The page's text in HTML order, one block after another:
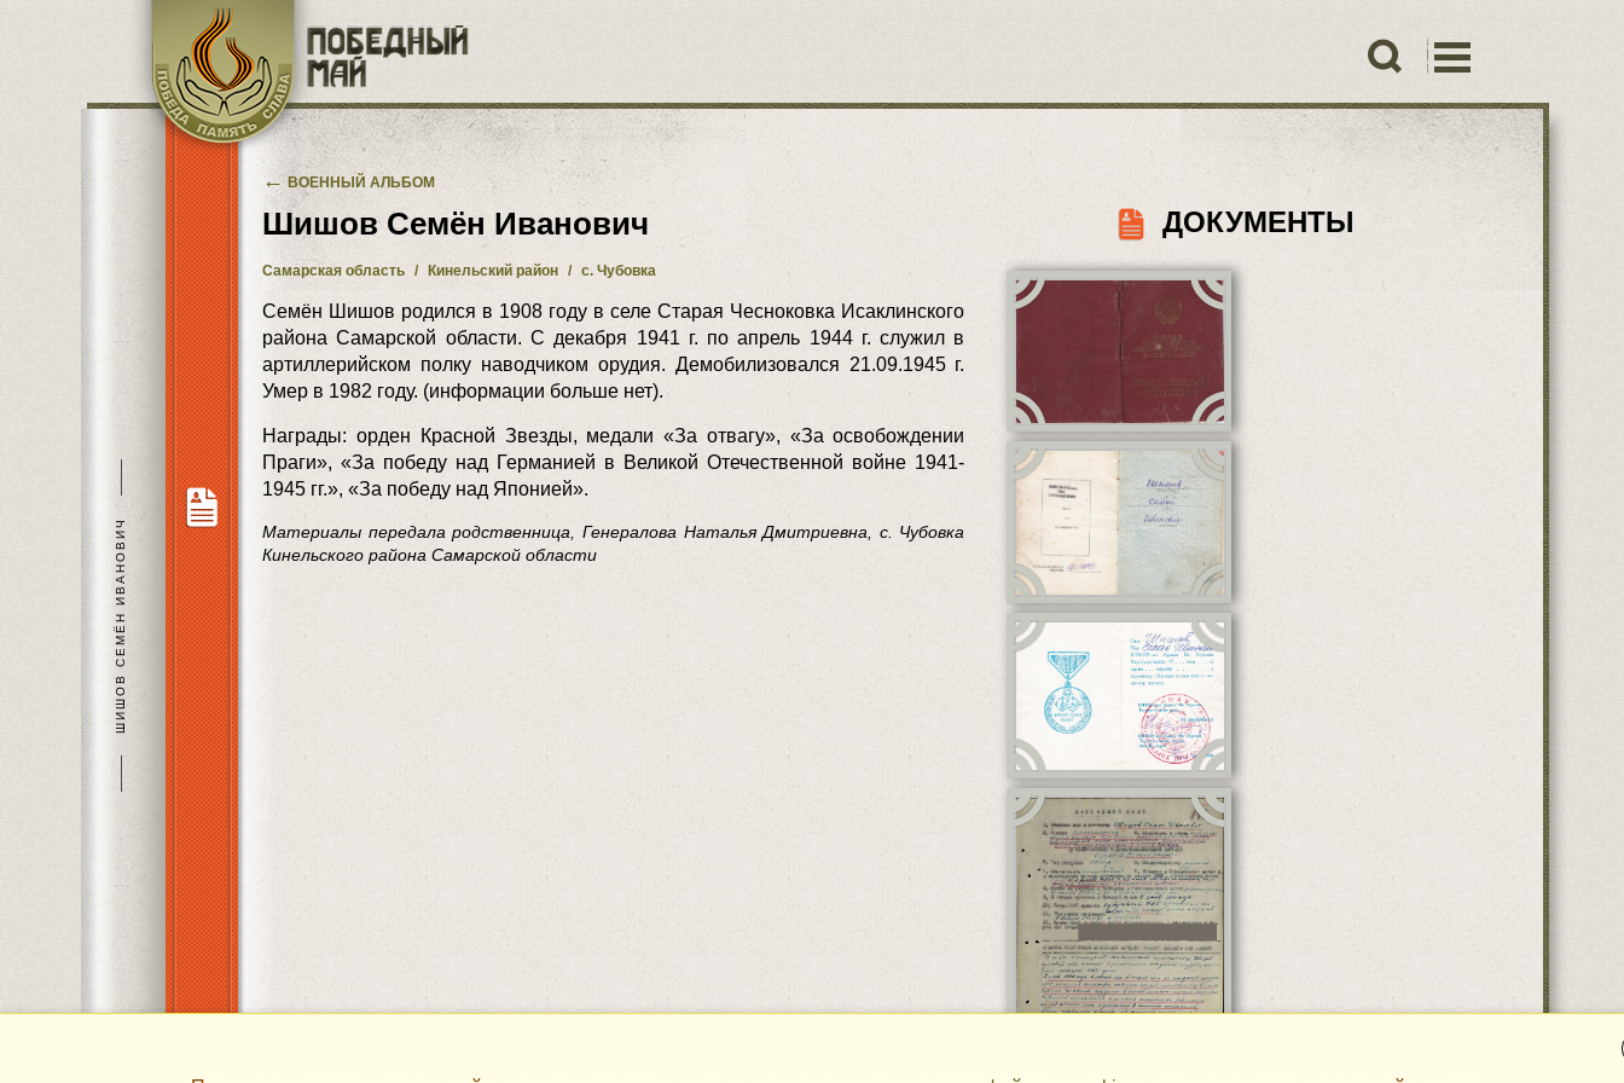
Перейти к основному содержанию
ШИШОВ СЕМЁН ИВАНОВИЧ
←ВОЕННЫЙ АЛЬБОМ
Шишов Семён Иванович
Самарская область / Кинельский район / с. Чубовка
Семён Шишов родился в 1908 году в селе Старая Чесноковка Исаклинского
района Самарской области. С декабря 1941 г. по апрель 1944 г. служил в
артиллерийском полку наводчиком орудия. Демобилизовался 21.09.1945 г.
Умер в 1982 году. (информации больше нет).
Награды: орден Красной Звезды, медали «За отвагу», «За освобождении
Праги», «За победу над Германией в Великой Отечественной войне 1941-
1945 гг.», «За победу над Японией».
Материалы передала родственница, Генералова Наталья Дмитриевна, с. Чубовка
Кинельского района Самарской области
ДОКУМЕНТЫ